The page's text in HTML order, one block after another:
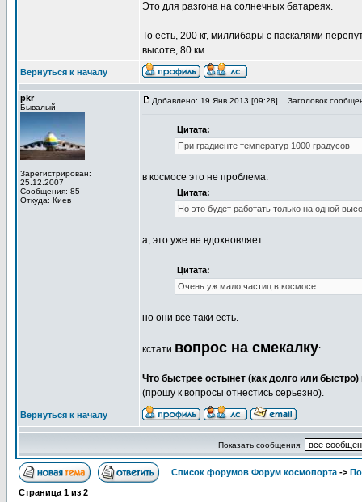
Это для разгона на солнечных батареях.
То есть, 200 кг, миллибары с паскалями
высоте, 80 км.
Вернуться к началу
pkr
Бывалый
Зарегистрирован:
25.12.2007
Сообщения: 85
Откуда: Киев
Добавлено: 19 Янв 2013 [09:28] Заголовок
Цитата:
При градиенте температур 1000 градусов
в космосе это не проблема.
Цитата:
Но это будет работать только на одной
а, это уже не вдохновляет.
Цитата:
Очень уж мало частиц в космосе.
но они все таки есть.
кстати вопрос на смекалку:
Что быстрее остынет (как долго или
(прошу к вопросы отнестись серьезно).
Вернуться к началу
Показать сообщения:
Список форумов Форум космопорта ->
Страница 1 из 2